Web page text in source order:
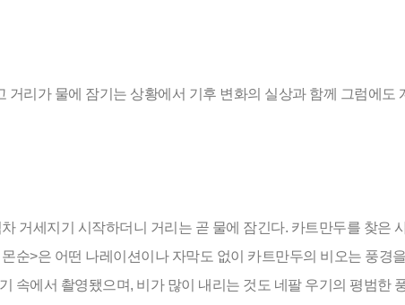
리가 물에 잠기는 상황에서 기후 변화의 실상과 함께 그럼에도
거세지기 시작하더니 거리는 곧 물에 잠긴다. 카트만두를 찾은
>은 어떤 나레이션이나 자막도 없이 카트만두의 비오는 풍경
속에서 촬영됐으며, 비가 많이 내리는 것도 네팔 우기의 평범한